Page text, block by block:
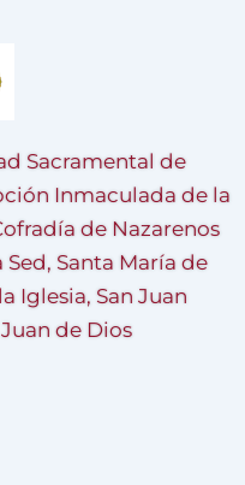
Sacramental de
Inmaculada de la
de Nazarenos
Santa María de
Iglesia, San Juan
de Dios